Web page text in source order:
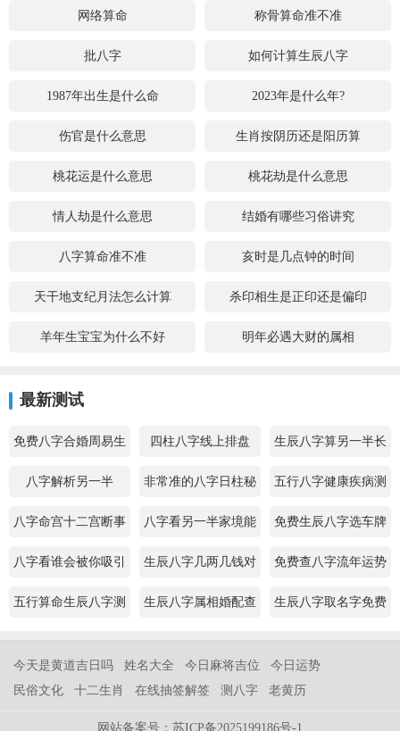
网络算命 称骨算命准不准
批八字 如何计算生辰八字
1987年出生是什么命 2023年是什么年?
伤官是什么意思 生肖按阴历还是阳历算
桃花运是什么意思 桃花劫是什么意思
情人劫是什么意思 结婚有哪些习俗讲究
八字算命准不准 亥时是几点钟的时间
天干地支纪月法怎么计算 杀印相生是正印还是偏印
羊年生宝宝为什么不好 明年必遇大财的属相
最新测试
免费八字合婚周易生
辰八字配对
四柱八字线上排盘 生辰八字算另一半长
相
八字解析另一半 非常准的八字日柱秘
诀查询
五行八字健康疾病测
算
八字命宫十二宫断事 八字看另一半家境能
力
免费生辰八字选车牌
号
八字看谁会被你吸引 生辰八字几两几钱对
照表
免费查八字流年运势
五行算命生辰八字测 生辰八字属相婚配查 生辰八字取名字免费
今天是黄道吉日吗 姓名大全 今日麻将吉位
今日运势
民俗文化
十二生肖 在线抽签解签 测八字 老黄历
网站备案号：苏ICP备2025199186号-1